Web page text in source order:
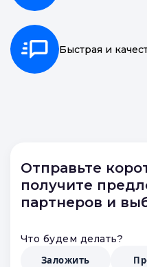
Быстрая и
Отправьте
получите
партнеров и
Что будем делать?
Заложить